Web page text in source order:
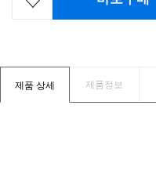
제품 상세 제품정보